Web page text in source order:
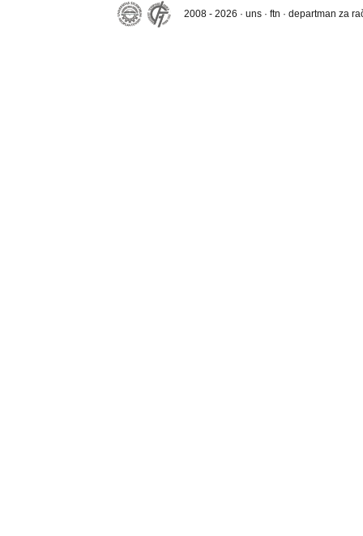
2008 - 2026 · uns · ftn · departman za